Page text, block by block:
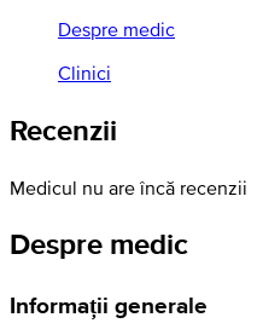
Despre medic
Clinici
Recenzii
Medicul nu are încă recenzii
Despre medic
Informații generale